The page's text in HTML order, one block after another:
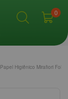
0
Papel Higiênico Mirafiori